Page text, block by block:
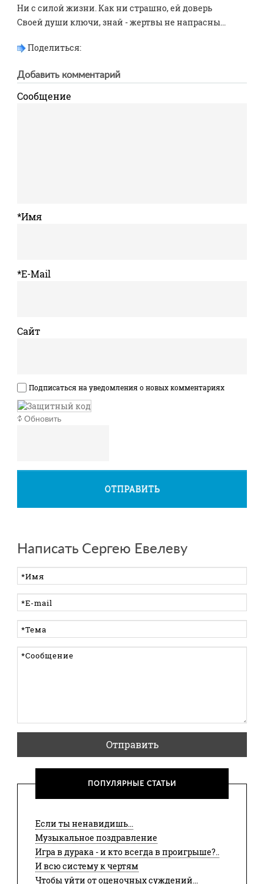
Ни с силой жизни. Как ни страшно, ей доверь
Своей души ключи, знай - жертвы не напрасны...
Поделиться:
Добавить комментарий
Сообщение
*Имя
*E-Mail
Сайт
Подписаться на уведомления о новых комментариях
Обновить
ОТПРАВИТЬ
Написать Сергею Евелеву
Отправить
ПОПУЛЯРНЫЕ СТАТЬИ
Если ты ненавидишь...
Музыкальное поздравление
Игра в дурака - и кто всегда в проигрыше?..
И всю систему к чертям
Чтобы уйти от оценочных суждений...